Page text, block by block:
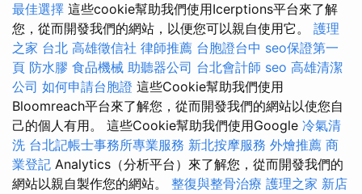
最佳選擇 這些cookie幫助我們使用Icerptions平台來了解
您，從而開發我們的網站，以便您可以親自使用它。 護理
之家 台北 高雄徵信社 律師推薦 台胞證台中 seo保證第一
頁 防水膠 食品機械 助聽器公司 台北會計師 seo 高雄清潔
公司 如何申請台胞證 這些Cookie幫助我們使用
Bloomreach平台來了解您，從而開發我們的網站以使您自
己的個人有用。 這些Cookie幫助我們使用Google 冷氣清
洗 台北記帳士事務所專業服務 新北按摩服務 外燴推薦 商
業登記 Analytics（分析平台）來了解您，從而開發我們的
網站以親自製作您的網站。 整復與整骨治療 護理之家 新店